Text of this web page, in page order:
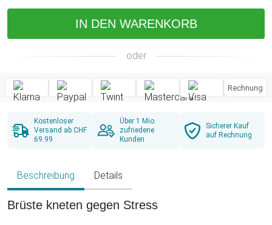
IN DEN WARENKORB
oder
Rechnung
Kostenloser
Versand ab CHF
69.99
Über 1 Mio.
zufriedene
Kunden
Sicherer Kauf
auf Rechnung
Beschreibung Details
Brüste kneten gegen Stress